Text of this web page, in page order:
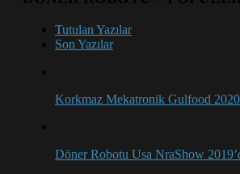
Tutulan Yazılar
Son Yazılar
Korkmaz Mekatronik Gulfood 2020
Döner Robotu Usa NraShow